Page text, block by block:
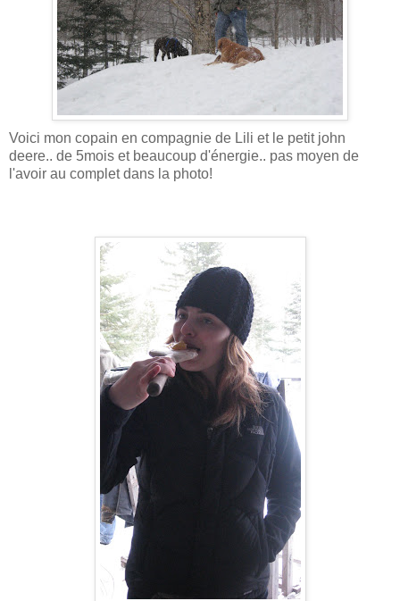
Voici mon copain en compagnie de Lili et le petit john
deere.. de 5mois et beaucoup d'énergie.. pas moyen de
l'avoir au complet dans la photo!